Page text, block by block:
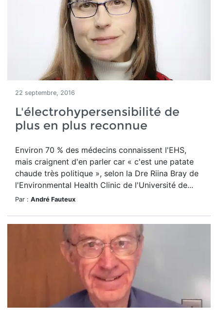
22 septembre, 2016
L'électrohypersensibilité de
plus en plus reconnue
Environ 70 % des médecins connaissent l'EHS,
mais craignent d'en parler car « c'est une patate
chaude très politique », selon la Dre Riina Bray de
l'Environmental Health Clinic de l'Université de...
Par : André Fauteux